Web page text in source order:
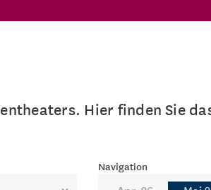
Hier finden Sie
Navigation